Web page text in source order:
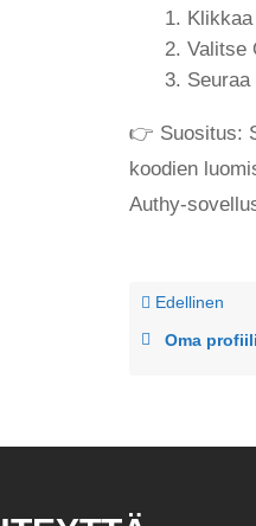
Valitse
👉 Suositus:
koodien
Authy-
Edellinen
Oma profiili